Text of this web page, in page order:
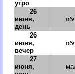
утро
26
июня,
день
26
июня,
вечер
27
июня,